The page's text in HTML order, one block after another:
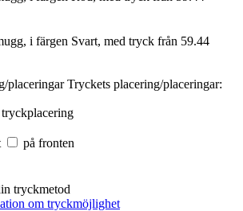
placeringar Tryckets placering/placeringar:
på fronten
tryckmetod
om tryckmöjlighet